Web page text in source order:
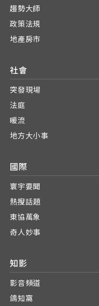
趨勢大師
政策法規
地產房市
社會
突發現場
法庭
暖流
地方大小事
國際
寰宇要聞
熱搜話題
東協萬象
奇人妙事
知影
影音頻道
鴿知窩